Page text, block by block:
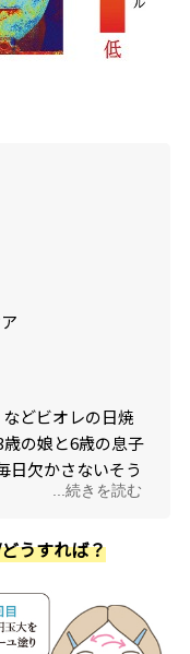
どビオレの日焼
の娘と6歳の息子
日欠かさないそう
...続きを読む
うすれば？